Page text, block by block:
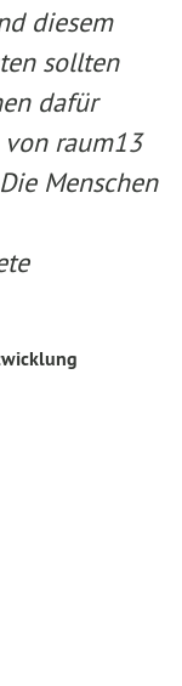
diesem
sollten
dafür
von raum13
Menschen